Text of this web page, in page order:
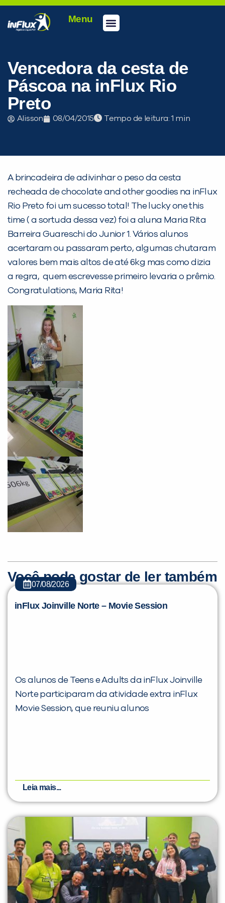
Menu
Vencedora da cesta de
Páscoa na inFlux Rio
Preto
Alisson 08/04/2015 Tempo de leitura:
A brincadeira de adivinhar o peso da cesta
recheada de chocolate and other goodies na inFlux
Rio Preto foi um sucesso total! The lucky one this
time ( a sortuda dessa vez) foi a aluna Maria Rita
Barreira Guareschi do Junior 1. Vários alunos
acertaram ou passaram perto, algumas chutaram
valores bem mais altos de até 6kg mas como dizia
a regra, quem escrevesse primeiro levaria o prêmio.
Congratulations, Maria Rita!
Você pode gostar de ler também
07/08/2026
inFlux Joinville Norte – Movie Session
Os alunos de Teens e Adults da inFlux Joinville
Norte participaram da atividade extra inFlux
Movie Session, que reuniu alunos
Leia mais...
PEÇA UMA DEMONSTRAÇÃO DE MÉTODO
Desculpe!
Não encontramos nenhuma unidade
inFlux nesta cidade ou bairro que
você digitou.
Preencha com seus dados abaixo e
já vamos te colocar em contato